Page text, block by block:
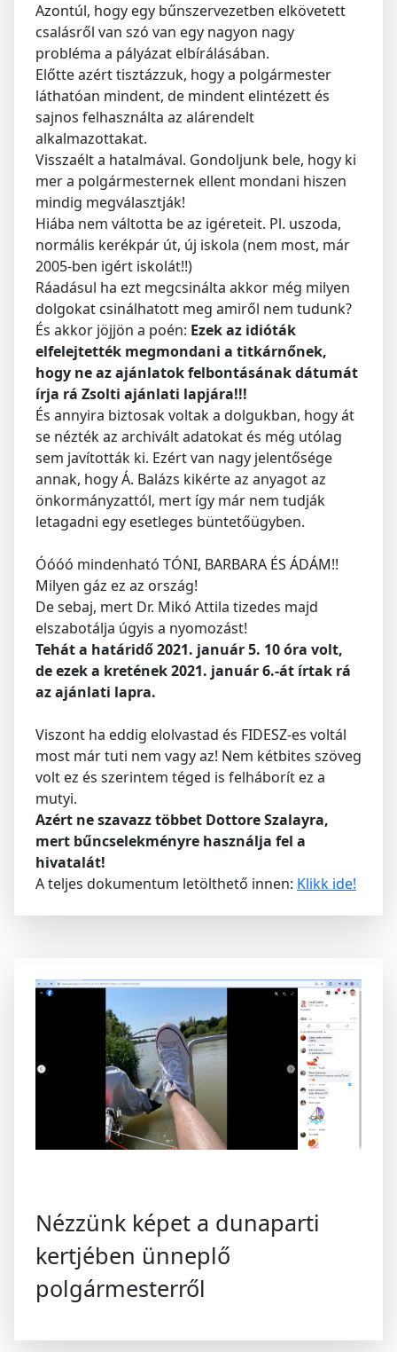
Azontúl, hogy egy bűnszervezetben elkövetett
csalásről van szó van egy nagyon nagy
probléma a pályázat elbírálásában.
Előtte azért tisztázzuk, hogy a polgármester
láthatóan mindent, de mindent elintézett és
sajnos felhasználta az alárendelt
alkalmazottakat.
Visszaélt a hatalmával. Gondoljunk bele, hogy ki
mer a polgármesternek ellent mondani hiszen
mindig megválasztják!
Hiába nem váltotta be az igéreteit. Pl. uszoda,
normális kerékpár út, új iskola (nem most, már
2005-ben igért iskolát!!)
Ráadásul ha ezt megcsinálta akkor még milyen
dolgokat csinálhatott meg amiről nem tudunk?
És akkor jöjjön a poén: Ezek az idióták
elfelejtették megmondani a titkárnőnek,
hogy ne az ajánlatok felbontásának dátumát
írja rá Zsolti ajánlati lapjára!!!
És annyira biztosak voltak a dolgukban, hogy át
se nézték az archivált adatokat és még utólag
sem javították ki. Ezért van nagy jelentősége
annak, hogy Á. Balázs kikérte az anyagot az
önkormányzattól, mert így már nem tudják
letagadni egy esetleges büntetőügyben.
Óóóó mindenható TÓNI, BARBARA ÉS ÁDÁM!!
Milyen gáz ez az ország!
De sebaj, mert Dr. Mikó Attila tizedes majd
elszabotálja úgyis a nyomozást!
Tehát a határidő 2021. január 5. 10 óra volt,
de ezek a kretének 2021. január 6.-át írtak rá
az ajánlati lapra.
Viszont ha eddig elolvastad és FIDESZ-es voltál
most már tuti nem vagy az! Nem kétbites szöveg
volt ez és szerintem téged is felháborít ez a
mutyi.
Azért ne szavazz többet Dottore Szalayra,
mert bűncselekményre használja fel a
hivatalát!
A teljes dokumentum letölthető innen: Klikk ide!
Nézzünk képet a dunaparti
kertjében ünneplő
polgármesterről